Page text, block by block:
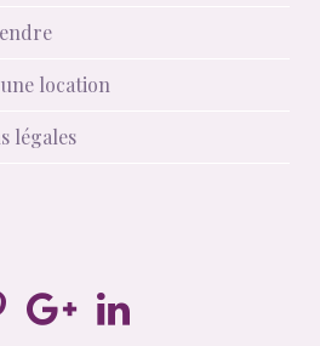
location
légales